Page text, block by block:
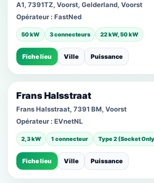
A1, 7391TZ, Voorst, Gelderland, Voorst
Opérateur : FastNed
50 kW 3 connecteurs 22 kW, 50 kW
Fiche lieu Ville Puissance
Frans Halsstraat
Frans Halsstraat, 7391 BM, Voorst
Opérateur : EVnetNL
2,3 kW 1 connecteur Type 2 (Socket
Fiche lieu Ville Puissance